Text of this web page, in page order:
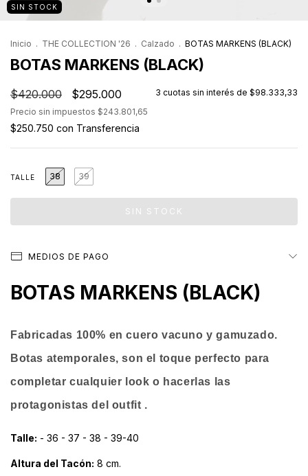
SIN STOCK
Inicio . THE COLLECTION '26 . Calzado . BOTAS MARKENS (BLACK)
BOTAS MARKENS (BLACK)
$420.000 $295.000 3 cuotas sin interés de $98.333,33
Precio sin impuestos $243.801,65
$250.750 con Transferencia
TALLE 38 39
MEDIOS DE PAGO
BOTAS MARKENS (BLACK)
Fabricadas 100% en cuero vacuno y gamuzado.
Botas atemporales, son el toque perfecto para
completar cualquier look o hacerlas las
protagonistas del outfit .
Talle: - 36 - 37 - 38 - 39-40
Altura del Tacón: 8 cm.